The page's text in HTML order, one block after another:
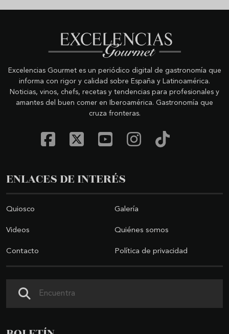
Excelencias Gourmet es un periódico digital de gastronomía que
informa con rigor y calidad sobre España y Latinoamérica.
Noticias, vinos, chefs, recetas y tendencias para profesionales y
amantes del buen comer en Iberoamérica. Gastronomía que
cruza fronteras.
ENLACES DE INTERÉS
Quiosco Galería
Videos Quiénes somos
Contacto Política de privacidad